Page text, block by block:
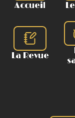
Accueil
La Revue